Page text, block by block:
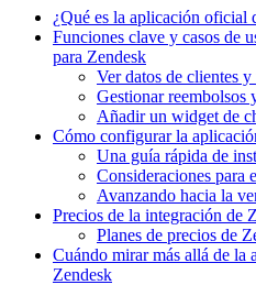
¿Qué es la aplicación oficial
Funciones clave y casos de
para Zendesk
Ver datos de clientes
Gestionar reembolsos
Añadir un widget de
Cómo configurar la
Una guía rápida de
Consideraciones para
Avanzando hacia la
Precios de la integración de
Planes de precios de
Cuándo mirar más allá de la
Zendesk